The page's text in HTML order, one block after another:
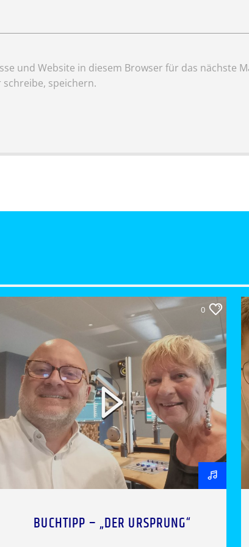
und Website in diesem Browser für das nächste
speichern.
0
BUCHTIPP – „DER URSPRUNG“